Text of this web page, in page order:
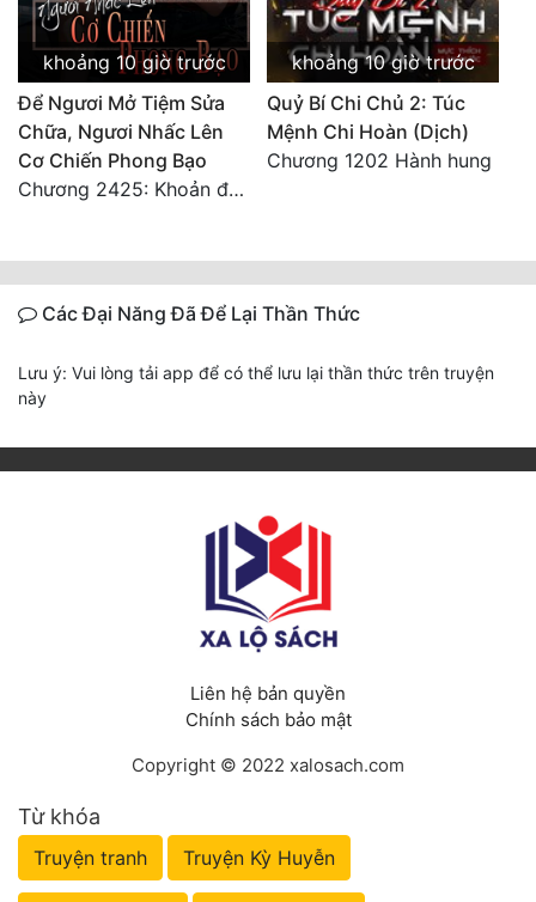
khoảng 10 giờ trước
Để Ngươi Mở Tiệm Sửa
Chữa, Ngươi Nhấc Lên
Cơ Chiến Phong Bạo
Chương 2425: Khoản đầu tư của Tượng Chủ!! Nỗi nghi hoặc của Tô Bạch!
khoảng 10 giờ trước
Quỷ Bí Chi Chủ 2: Túc
Mệnh Chi Hoàn (Dịch)
Chương 1202 Hành hung
Các Đại Năng Đã Để Lại Thần Thức
Lưu ý: Vui lòng tải app để có thể lưu lại thần thức trên truyện
này
Liên hệ bản quyền
Chính sách bảo mật
Copyright © 2022 xalosach.com
Từ khóa
Truyện tranh Truyện Kỳ Huyễn